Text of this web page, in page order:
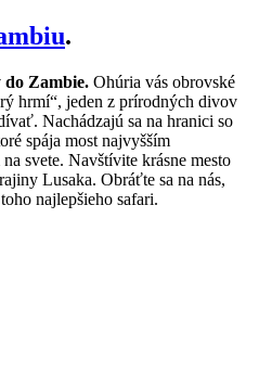
.
do Zambie. Ohúria vás obrovské
hrmí“, jeden z prírodných divov
Nachádzajú sa na hranici so
spája most najvyšším
svete. Navštívite krásne mesto
Lusaka. Obráťte sa na nás,
najlepšieho safari.